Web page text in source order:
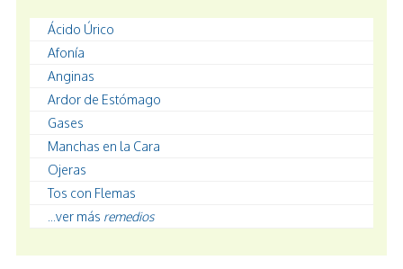
Ácido Úrico
Afonía
Anginas
Ardor de Estómago
Gases
Manchas en la Cara
Ojeras
Tos con Flemas
...ver más remedios